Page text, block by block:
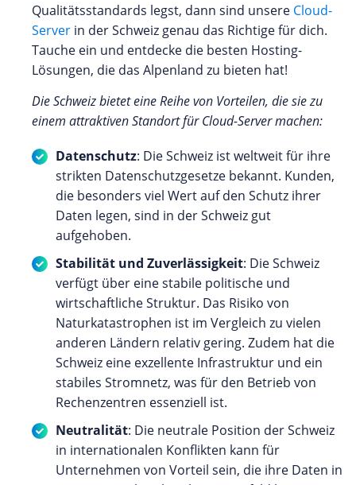
Qualitätsstandards legst, dann sind unsere Cloud-
Server in der Schweiz genau das Richtige für dich.
Tauche ein und entdecke die besten Hosting-
Lösungen, die das Alpenland zu bieten hat!
Die Schweiz bietet eine Reihe von Vorteilen, die sie zu
einem attraktiven Standort für Cloud-Server machen:
Datenschutz: Die Schweiz ist weltweit für ihre
strikten Datenschutzgesetze bekannt. Kunden,
die besonders viel Wert auf den Schutz ihrer
Daten legen, sind in der Schweiz gut
aufgehoben.
Stabilität und Zuverlässigkeit: Die Schweiz
verfügt über eine stabile politische und
wirtschaftliche Struktur. Das Risiko von
Naturkatastrophen ist im Vergleich zu vielen
anderen Ländern relativ gering. Zudem hat die
Schweiz eine exzellente Infrastruktur und ein
stabiles Stromnetz, was für den Betrieb von
Rechenzentren essenziell ist.
Neutralität: Die neutrale Position der Schweiz
in internationalen Konflikten kann für
Unternehmen von Vorteil sein, die ihre Daten in